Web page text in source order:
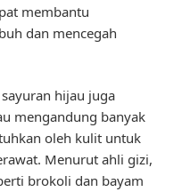
membantu
dan mencegah
hijau juga
mengandung banyak
oleh kulit untuk
Menurut ahli gizi,
brokoli dan bayam